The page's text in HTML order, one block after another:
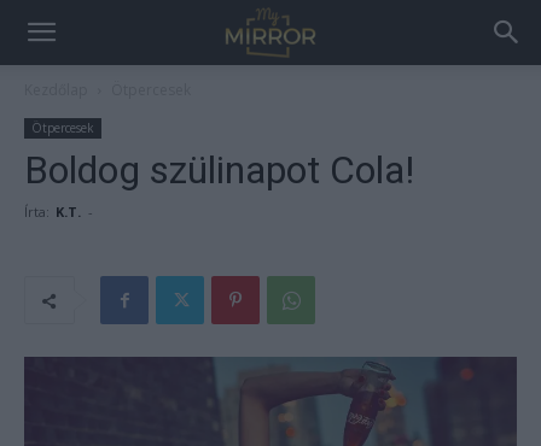
Ötpercesek
Boldog szülinapot Cola!
Írta: K.T. -